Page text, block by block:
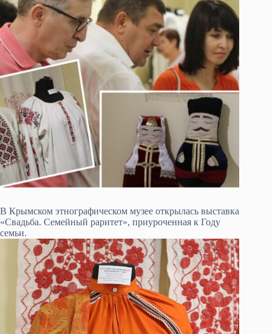
В Крымском этнографическом музее открылась выставка
«Свадьба. Семейный раритет», приуроченная к Году
семьи.